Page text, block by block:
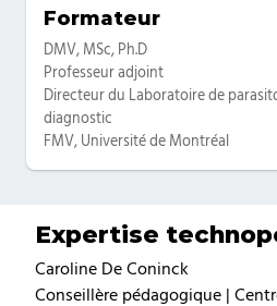
Catégories
Formateur
DMV, MSc, Ph.D
Professeur adjoint
Directeur du Laboratoire de
diagnostic
FMV, Université de Montréal
Expertise
Caroline De Coninck
Conseillère pédagogique |